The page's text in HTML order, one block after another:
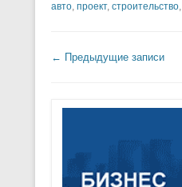
авто, проект, строительство,
Навигация по записям
← Предыдущие записи